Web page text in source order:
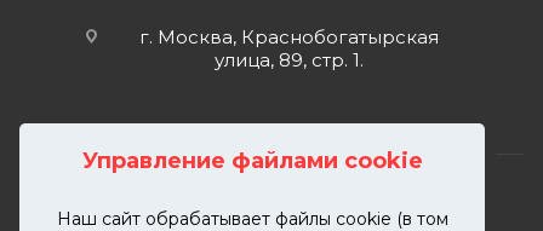
Управление файлами cookie
Наш сайт обрабатывает файлы cookie (в том
г. Москва, Краснобогатырская
улица, 89, стр. 1.